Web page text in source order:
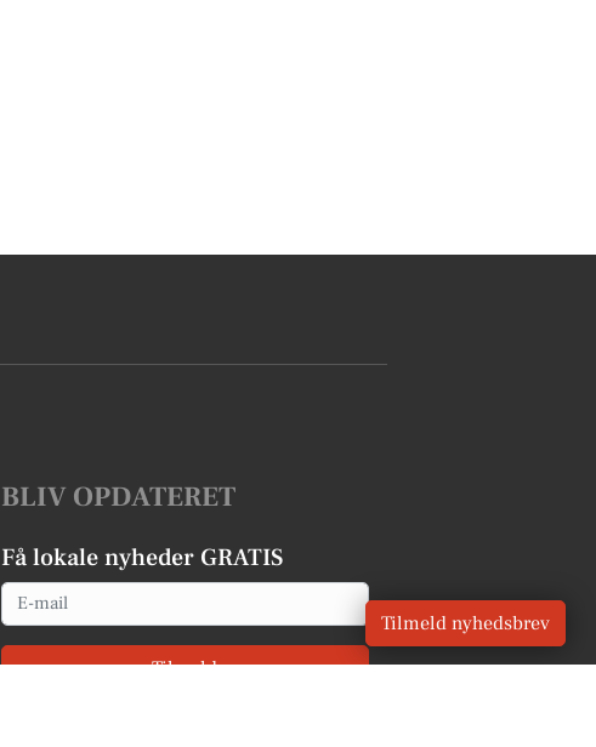
BLIV OPDATERET
Få lokale nyheder GRATIS
Email
Tilmeld
Tilmeld nyhedsbrev